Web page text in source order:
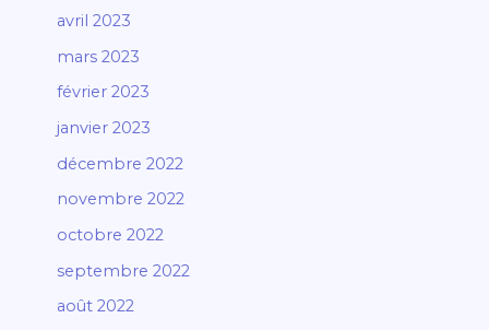
avril 2023
mars 2023
février 2023
janvier 2023
décembre 2022
novembre 2022
octobre 2022
septembre 2022
août 2022